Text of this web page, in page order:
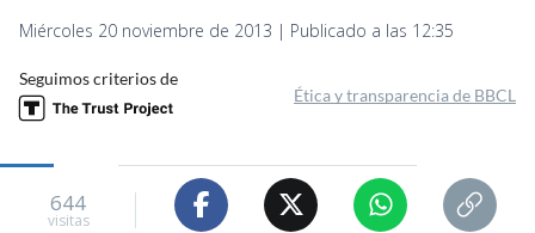
Miércoles 20 noviembre de 2013 | Publicado a las 12:35
Seguimos criterios de
Ética y transparencia de BBCL
644
visitas